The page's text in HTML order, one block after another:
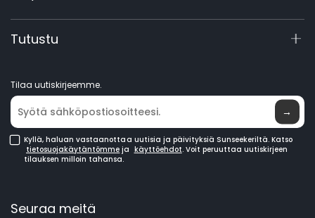
Lisävarusteet
Tuotekysely
Käsikirjat ja videot
Tietoa yrityksestä
Elite Lab
Ostopisteet
Tutustu
Tilaa uutiskirjeemme.
→
Kyllä, haluan vastaanottaa uutisia ja päivityksiä Sunseekeriltä. Katso
tietosuojakäytäntömme ja käyttöehdot. Voit peruuttaa uutiskirjeen
tilauksen milloin tahansa.
Seuraa meitä